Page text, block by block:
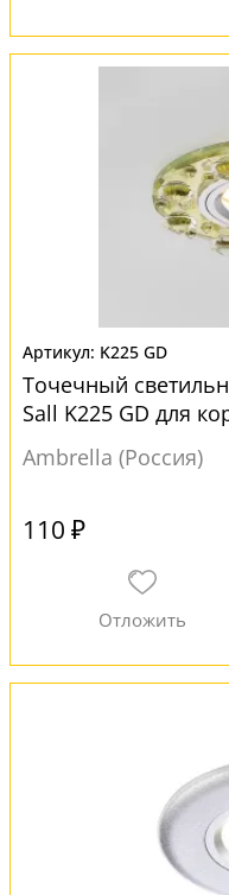
K225 GD
Точечный
Sall K225 GD для
Ambrella (Россия)
110 ₽